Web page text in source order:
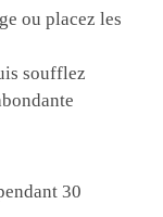
ou placez les
soufflez
30